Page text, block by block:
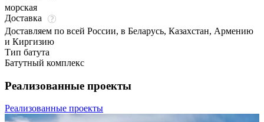
морская
Доставка
Доставляем по всей России, в Беларусь, Казахстан, Армению
и Киргизию
Тип батута
Батутный комплекс
Реализованные проекты
Реализованные проекты